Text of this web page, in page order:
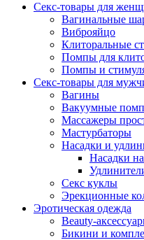
Секс-товары для
Вагинальные
Виброяйцо
Клиторальные
Помпы для
Помпы и
Секс-товары для
Вагины
Вакуумные
Массажеры
Мастурбаторы
Насадки и
Насадки
Секс куклы
Эрекционные
Эротическая одежда
Beauty-
Бикини и